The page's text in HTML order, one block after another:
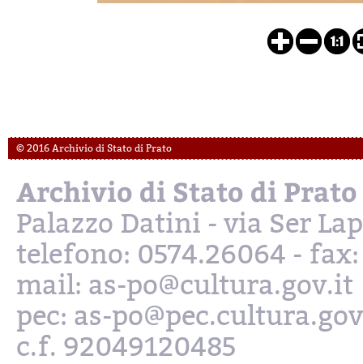
© 2016 Archivio di Stato di Prato
Archivio di Stato di Prato
Palazzo Datini - via Ser
telefono: 0574.26064 - fax:
mail: as-po@cultura.gov.it
pec: as-
c.f. 92049120485